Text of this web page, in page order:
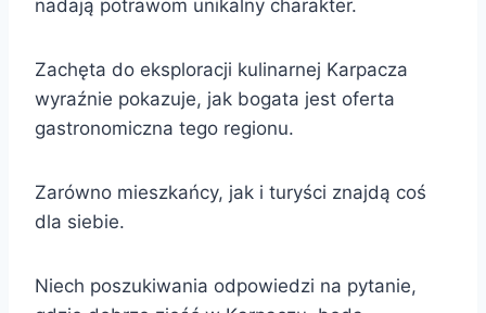
nadają potrawom unikalny charakter.
Zachęta do eksploracji kulinarnej Karpacza
wyraźnie pokazuje, jak bogata jest oferta
gastronomiczna tego regionu.
Zarówno mieszkańcy, jak i turyści znajdą coś
dla siebie.
Niech poszukiwania odpowiedzi na pytanie,